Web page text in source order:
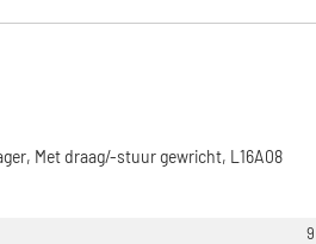
Met draag/-stuur gewricht, L16A08
9